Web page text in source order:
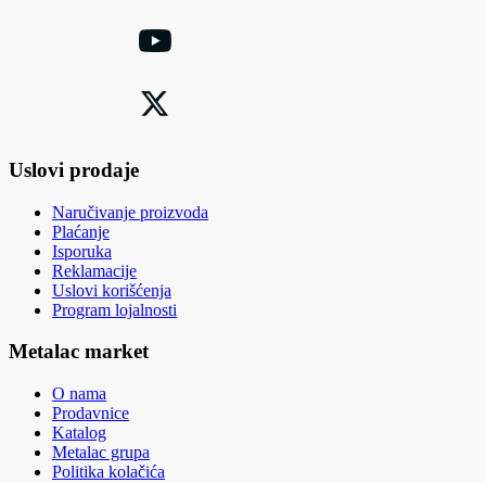
Uslovi prodaje
Naručivanje proizvoda
Plaćanje
Isporuka
Reklamacije
Uslovi korišćenja
Program lojalnosti
Metalac market
O nama
Prodavnice
Katalog
Metalac grupa
Politika kolačića